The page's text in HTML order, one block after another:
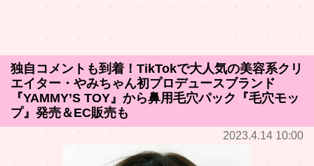
独自コメントも到着！TikTokで大人気の美容系クリ
エイター・やみちゃん初プロデュースブランド
『YAMMY’S TOY』から鼻用毛穴パック『毛穴モッ
プ』発売＆EC販売も
2023.4.14 10:00